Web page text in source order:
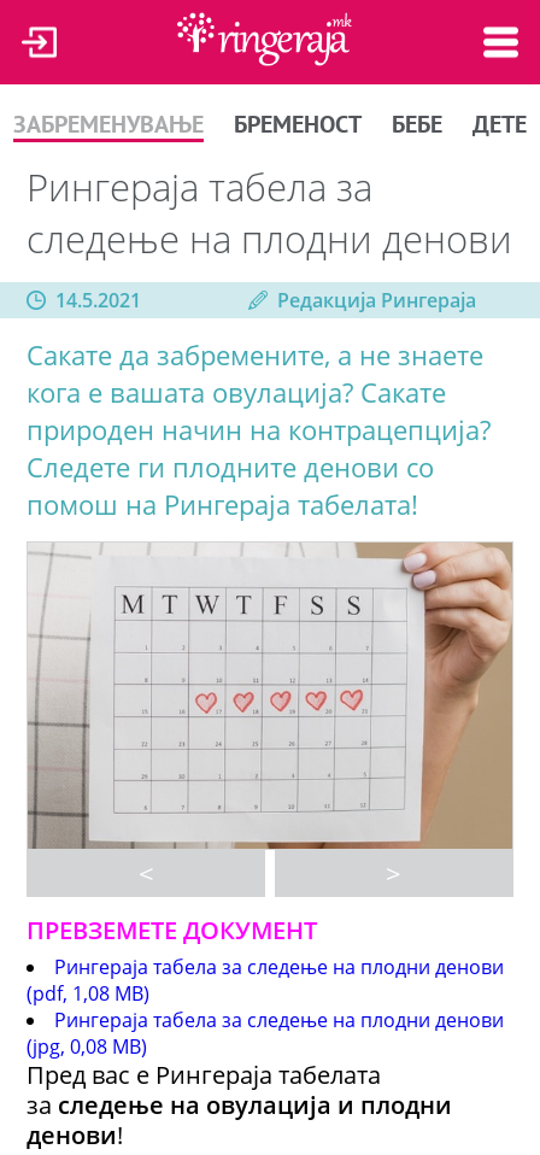
ЗАБРЕМЕНУВАЊЕ БРЕМЕНОСТ БЕБЕ ДЕТЕ
Рингераја табела за
следење на плодни денови
14.5.2021 Редакција Рингераја
Сакате да забремените, а не знаете
кога е вашата овулација? Сакате
природен начин на контрацепција?
Следете ги плодните денови со
помош на Рингераја табелата!
< >
ПРЕВЗЕМEТЕ ДОКУМЕНТ
Рингераја табела за следење на плодни денови
(pdf, 1,08 MB)
Рингераја табела за следење на плодни денови
(jpg, 0,08 MB)
Пред вас е Рингераја табелата
за следење на овулација и плодни
денови!